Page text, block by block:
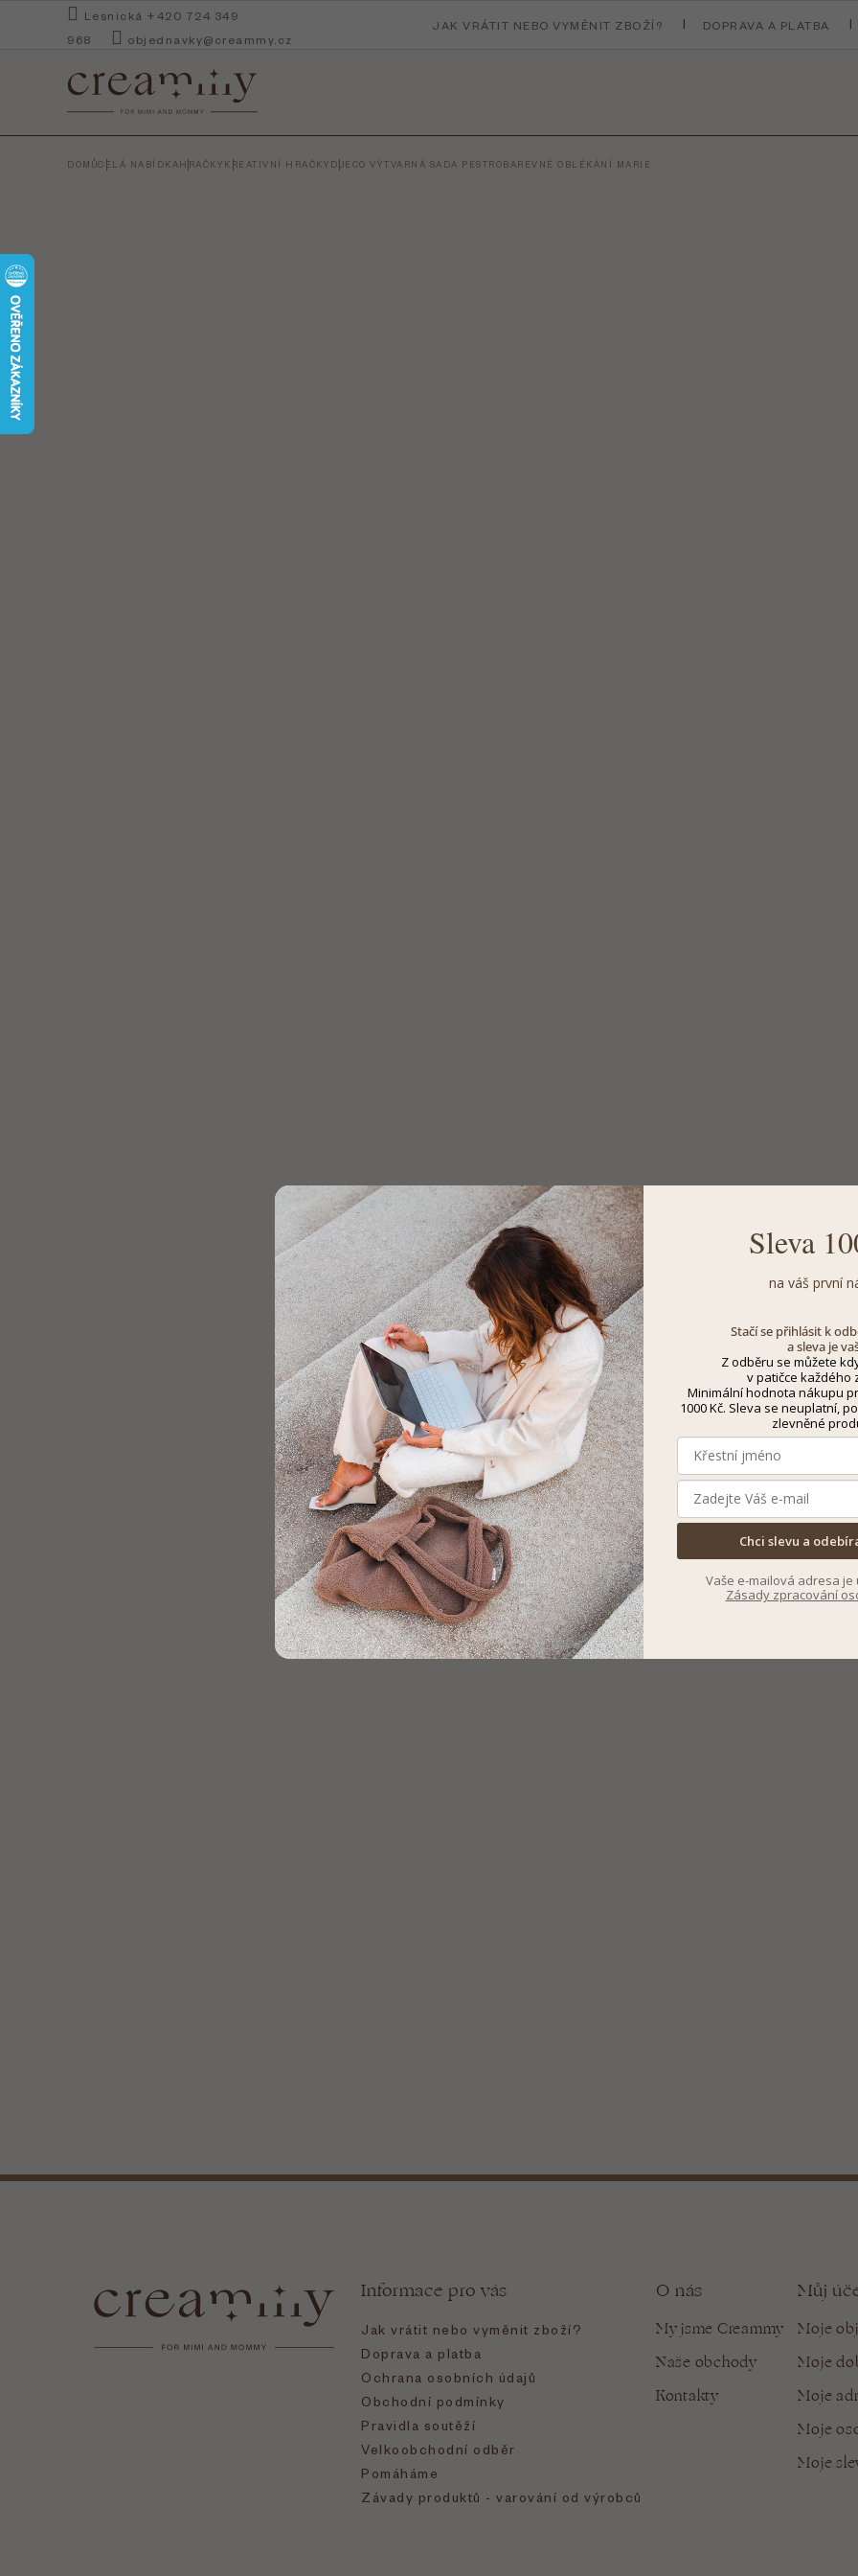
Lesnická +420 724 349
968
objednavky@creammy.cz
JAK VRÁTIT NEBO VYMĚNIT ZBOŽÍ? DOPRAVA A PLATBA
DOMŮCELÁ NABÍDKAHRAČKY KREATIVNÍ HRAČKY DJECO VÝTVARNÁ SADA PESTROBAREVNÉ OBLÉKÁNÍ MARIE
Informace pro vás
Jak vrátit nebo vyměnit zboží?
Doprava a platba
Ochrana osobních údajů
Obchodní podmínky
Pravidla soutěží
Velkoobchodní odběr
Pomáháme
Závady produktů - varování od výrobců
O nás
My jsme Creammy
Naše obchody
Kontakty
Můj
Moje
Moje
Moje
Moje
Moje
Sleva
na váš první
Stačí se přihlásit k
a sleva je
Z odběru se můžete
v patičce každého
Minimální hodnota nákupu
1000 Kč. Sleva se neuplatní,
zlevněné
Chci slevu a
Vaše e-mailová adresa je
Zásady zpracování